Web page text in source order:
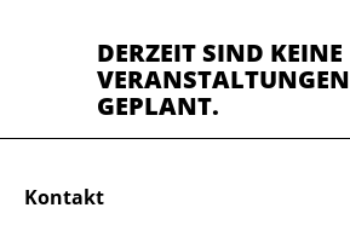
DERZEIT SIND KEINE
VERANSTALTUNGEN
GEPLANT.
Kontakt